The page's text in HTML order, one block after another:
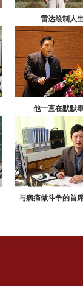
雷达绘制人
他一直在默默
与病痛做斗争的首